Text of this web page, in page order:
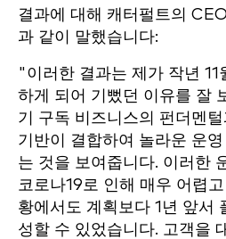
결과에 대해 캐터펄트의
과 같이 말했습니다:
"이러한 결과는 제가 작년 11
하게 되어 기뻤던 이유를 잘
기 구독 비즈니스의 펀더멘
기반이 결합하여 놀라운 운
는 것을 보여줍니다. 이러한
코로나19로 인해 매우 어렵
황에서도 계획보다 1년 앞서
성할 수 있었습니다. 고객을